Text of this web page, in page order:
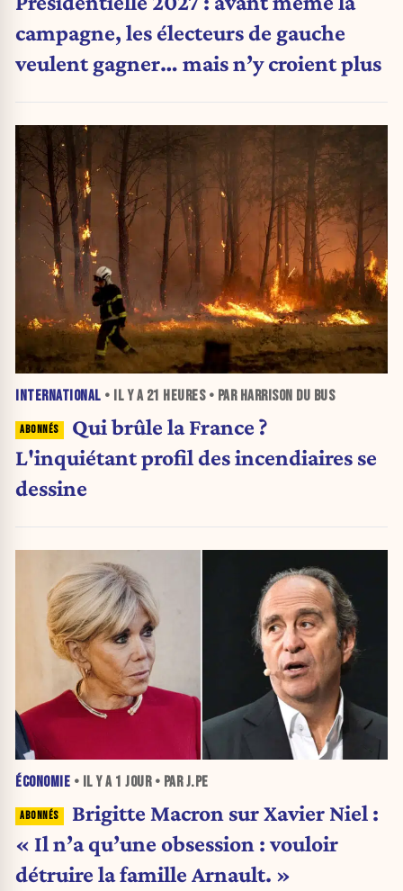
campagne, les électeurs de gauche
veulent gagner… mais n’y croient plus
INTERNATIONAL • IL Y A 21 HEURES• PAR HARRISON DU BUS
Qui brûle la France ?
L'inquiétant profil des incendiaires se
dessine
ÉCONOMIE • IL Y A 1 JOUR• PAR J.PE
Brigitte Macron sur Xavier Niel :
« Il n’a qu’une obsession : vouloir
détruire la famille Arnault. »